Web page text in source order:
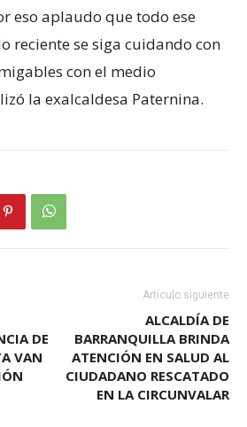
eso aplaudo que todo ese
reciente se siga cuidando con
con el medio
la exalcaldesa Paternina.
DE
VAN
Artículo siguiente
ALCALDÍA DE
BARRANQUILLA BRINDA
ATENCIÓN EN SALUD AL
CIUDADANO RESCATADO
EN LA CIRCUNVALAR